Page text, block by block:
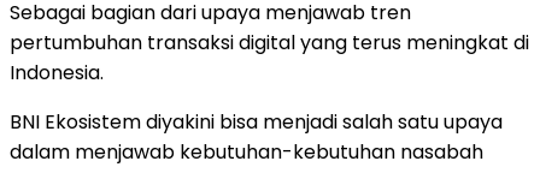
Sebagai bagian dari upaya menjawab tren
pertumbuhan transaksi digital yang terus meningkat di
Indonesia.
BNI Ekosistem diyakini bisa menjadi salah satu upaya
dalam menjawab kebutuhan-kebutuhan nasabah